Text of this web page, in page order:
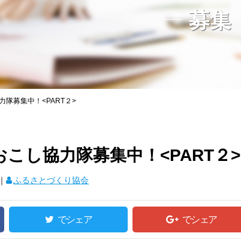
募集
隊募集中！<PART２>
こし協力隊募集中！<PART２>
ふるさとづくり協会
でシェア でシェア